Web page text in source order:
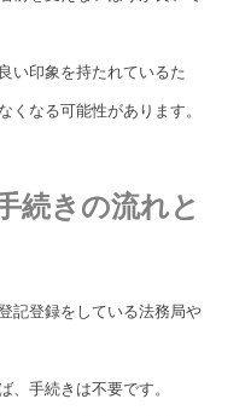
い印象を持たれているた
くなる可能性があります。
続きの流れと
記登録をしている法務局や
、手続きは不要です。